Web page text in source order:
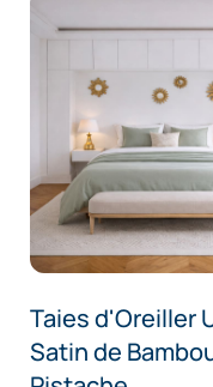
Taies d'Oreiller
Satin de